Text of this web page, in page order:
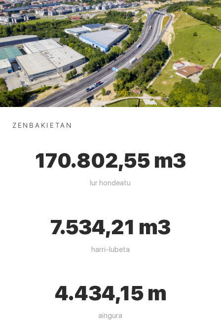
ZENBAKIETAN
170.802,55 m3
lur hondeatu
7.534,21 m3
harri-lubeta
4.434,15 m
aingura